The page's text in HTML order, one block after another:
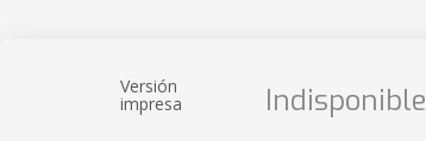
Versión
impresa Indisponible